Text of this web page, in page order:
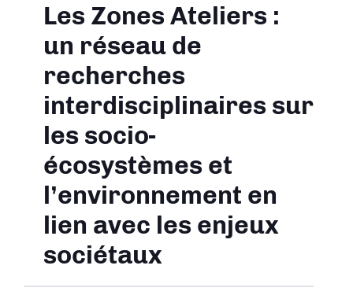
Les Zones Ateliers :
un réseau de
recherches
interdisciplinaires sur
les socio-
écosystèmes et
l’environnement en
lien avec les enjeux
sociétaux